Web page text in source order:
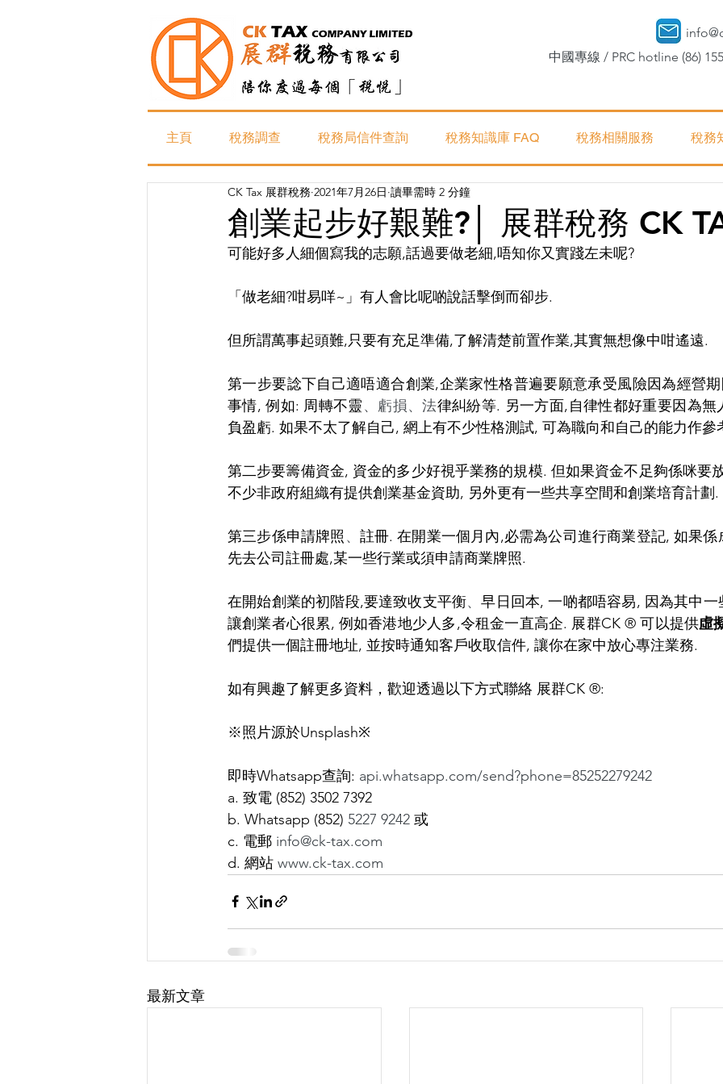
中國專線 / PRC hotline (86)
主頁 稅務調查 稅務局信件查詢 稅務知識庫 FAQ 稅務相關服務 稅務
創業起步好艱難?│ 展群稅務 CK
CK Tax 展群稅務 2021年7月26日 讀畢需時 2 分鐘
可能好多人細個寫我的志願,話過要做老細,唔知你又實踐左未呢?
「做老細?咁易咩~」有人會比呢啲說話擊倒而卻步.
但所謂萬事起頭難,只要有充足準備,了解清楚前置作業,其實無想像中咁遙遠.
第一步要諗下自己適唔適合創業,企業家性格普遍要願意承受風險因為經營
事情, 例如: 周轉不靈、虧損、法律糾紛等. 另一方面,自律性都好重要因為無
負盈虧. 如果不太了解自己, 網上有不少性格測試, 可為職向和自己的能力作參
第二步要籌備資金, 資金的多少好視乎業務的規模. 但如果資金不足夠係咪要
不少非政府組織有提供創業基金資助, 另外更有一些共享空間和創業培育計劃.
第三步係申請牌照 、 註冊. 在開業一個月內,必需為公司進行商業登記, 如果
先去公司註冊處,某一些行業或須申請商業牌照.
在開始創業的初階段,要達致收支平衡、早日回本, 一啲都唔容易, 因為其中
讓創業者心很累, 例如香港地少人多,令租金一直高企. 展群CK ® 可以提供虛
們提供一個註冊地址, 並按時通知客戶收取信件, 讓你在家中放心專注業務.
如有興趣了解更多資料，歡迎透過以下方式聯絡 展群CK ®:
※照片源於Unsplash※
即時Whatsapp查詢: api.whatsapp.com/send?phone=85252279242
a. 致電 (852) 3502 7392
b. Whatsapp (852) 5227 9242 或
c. 電郵 info@ck-tax.com
d. 網站 www.ck-tax.com
最新文章